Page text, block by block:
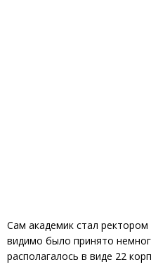
Сам академик стал
видимо было принято
располагалось в виде 22